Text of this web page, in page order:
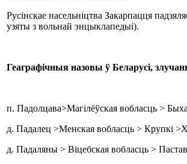
Русінскае насельніцтва Закарпацця
узяты з вольнай энцыклапедыі).
Геаграфічныя назовы ў Беларусі,
п. Падолцава>Магілёўская вобласць >
д. Падалец >Менская вобласць > Крупкі
д. Падаляны > Віцебская вобласць >